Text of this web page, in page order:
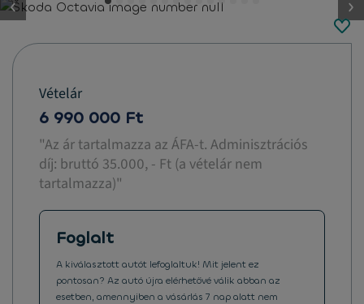
button.previous
Vételár
6 990 000 Ft
"Az ár tartalmazza az ÁFA-t. Adminisztrációs
díj: bruttó 35.000, - Ft (a vételár nem
tartalmazza)"
Foglalt
A kiválasztott autót lefoglaltuk! Mit jelent ez
pontosan? Az autó újra elérhetővé válik abban az
esetben, amennyiben a vásárlás 7 nap alatt nem